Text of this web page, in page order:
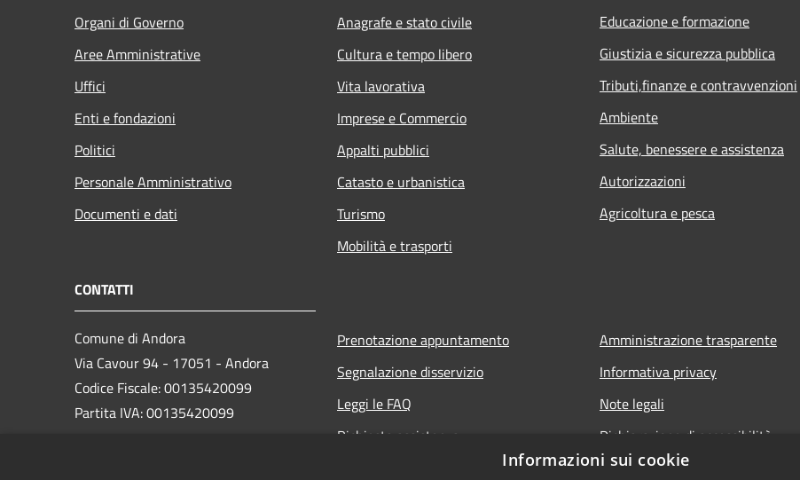
Organi di Governo
Aree Amministrative
Uffici
Enti e fondazioni
Politici
Personale Amministrativo
Documenti e dati
Anagrafe e stato civile
Cultura e tempo libero
Vita lavorativa
Imprese e Commercio
Appalti pubblici
Catasto e urbanistica
Turismo
Mobilità e trasporti
Educazione e formazione
Giustizia e sicurezza pubblica
Tributi,finanze e contravvenzioni
Ambiente
Salute, benessere e assistenza
Autorizzazioni
Agricoltura e pesca
CONTATTI
Comune di Andora
Via Cavour 94 - 17051 - Andora
Codice Fiscale: 00135420099
Partita IVA: 00135420099
Prenotazione appuntamento
Segnalazione disservizio
Leggi le FAQ
Richiesta assistenza
Amministrazione trasparente
Informativa privacy
Note legali
Dichiarazione di accessibilità
Informazioni sui cookie